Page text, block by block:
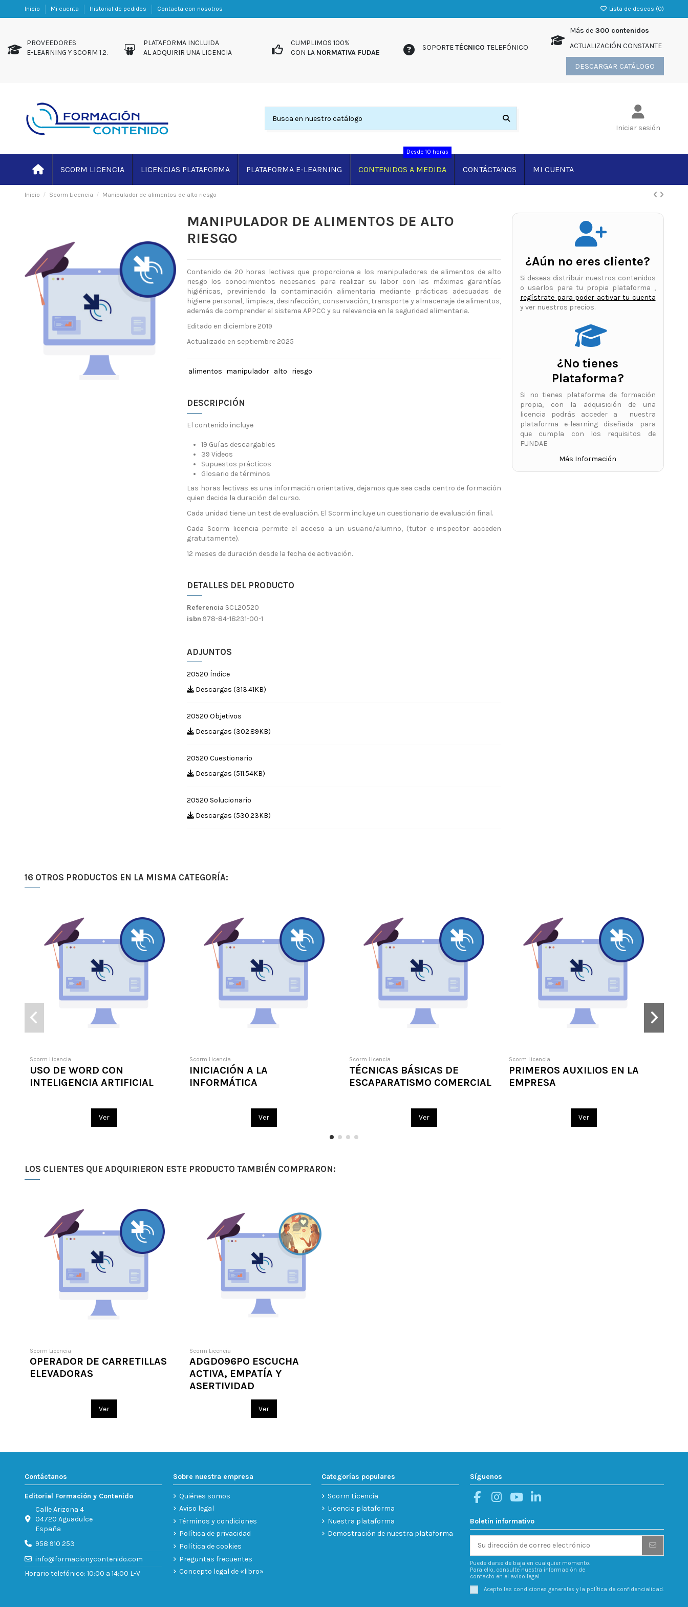
Inicio Mi cuenta Historial de pedidos Contacta con nosotros Lista de deseos (0)
PROVEEDORES
E-LEARNING Y SCORM 1.2.
PLATAFORMA INCLUIDA
AL ADQUIRIR UNA LICENCIA
CUMPLIMOS 100%
CON LA NORMATIVA FUDAE
SOPORTETÉCNICOTELEFÓNICO
Más de 300 contenidos
ACTUALIZACIÓN CONSTANTE
DESCARGAR CATÁLOGO
Iniciar sesión
SCORM LICENCIA LICENCIAS PLATAFORMA PLATAFORMA E-LEARNING CONTENIDOS A MEDIDA
Desde 10 horas
CONTÁCTANOS MI CUENTA
Inicio Scorm Licencia Manipulador de alimentos de alto riesgo
MANIPULADOR DE ALIMENTOS DE ALTO
RIESGO
Contenido de 20 horas lectivas que proporciona a los manipuladores de alimentos de alto
riesgo los conocimientos necesarios para realizar su labor con las máximas garantías
higiénicas, previniendo la contaminación alimentaria mediante prácticas adecuadas de
higiene personal, limpieza, desinfección, conservación, transporte y almacenaje de alimentos,
además de comprender el sistema APPCC y su relevancia en la seguridad alimentaria.
Editado en diciembre 2019
Actualizado en septiembre 2025
alimentos manipulador alto riesgo
DESCRIPCIÓN
El contenido incluye
19 Guías descargables
39 Videos
Supuestos prácticos
Glosario de términos
Las horas lectivas es una información orientativa, dejamos que sea cada centro de formación
quien decida la duración del curso.
Cada unidad tiene un test de evaluación. El Scorm incluye un cuestionario de evaluación final.
Cada Scorm licencia permite el acceso a un usuario/alumno, (tutor e inspector acceden
gratuitamente).
12 meses de duración desde la fecha de activación.
DETALLES DEL PRODUCTO
Referencia SCL20520
isbn 978-84-18231-00-1
ADJUNTOS
20520 Índice
Descargas (313.41KB)
20520 Objetivos
Descargas (302.89KB)
20520 Cuestionario
Descargas (511.54KB)
20520 Solucionario
Descargas (530.23KB)
¿Aún no eres cliente?
Si deseas distribuir nuestros contenidos
o usarlos para tu propia plataforma ,
regístrate para poder activar tu cuenta
y ver nuestros precios.
¿No tienes
Plataforma?
Si no tienes plataforma de formación
propia, con la adquisición de una
licencia podrás acceder a nuestra
plataforma e-learning diseñada para
que cumpla con los requisitos de
FUNDAE
Más Información
16 OTROS PRODUCTOS EN LA MISMA CATEGORÍA:
Scorm Licencia
USO DE WORD CON
INTELIGENCIA ARTIFICIAL
Ver
Scorm Licencia
INICIACIÓN A LA
INFORMÁTICA
Ver
Scorm Licencia
TÉCNICAS BÁSICAS DE
ESCAPARATISMO COMERCIAL
Ver
Scorm Licencia
PRIMEROS AUXILIOS EN LA
EMPRESA
Ver
LOS CLIENTES QUE ADQUIRIERON ESTE PRODUCTO TAMBIÉN COMPRARON:
Scorm Licencia
OPERADOR DE CARRETILLAS
ELEVADORAS
Ver
Scorm Licencia
ADGD096PO ESCUCHA
ACTIVA, EMPATÍA Y
ASERTIVIDAD
Ver
Contáctanos
Editorial Formación y Contenido
Calle Arizona 4
04720 Aguadulce
España
958 910 253
info@formacionycontenido.com
Horario telefónico: 10:00 a 14:00 L-V
Sobre nuestra empresa
Quiénes somos
Aviso legal
Términos y condiciones
Política de privacidad
Política de cookies
Preguntas frecuentes
Concepto legal de «libro»
Categorías populares
Scorm Licencia
Licencia plataforma
Nuestra plataforma
Demostración de nuestra plataforma
Síguenos
Boletín informativo
Puede darse de baja en cualquier momento.
Para ello, consulte nuestra información de
contacto en el aviso legal.
Acepto las condiciones generales y la política de confidencialidad.